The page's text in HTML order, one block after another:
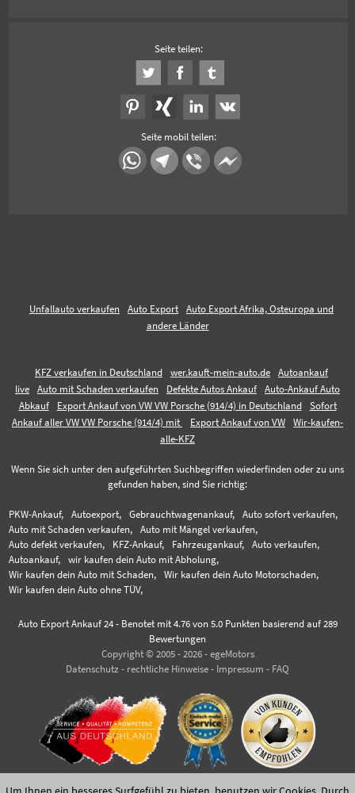
Seite teilen:
Seite mobil teilen:
Unfallauto verkaufen Auto Export
Auto Export Afrika, Osteuropa und
andere Länder
KFZ verkaufen in Deutschland wer.kauft-mein-auto.de
Autoankauf
live
Auto mit Schaden verkaufen Defekte Autos Ankauf
Auto-Ankauf Auto
Abkauf
Export Ankauf von VW VW Porsche (914/4) in Deutschland
Sofort
Ankauf aller VW VW Porsche (914/4) mit
Export Ankauf von VW
Wir-kaufen-
alle-KFZ
Wenn Sie sich unter den aufgeführten Suchbegriffen wiederfinden oder zu uns
gefunden haben, sind Sie richtig:
PKW-Ankauf, Autoexport, Gebrauchtwagenankauf,
Auto sofort verkaufen,
Auto mit Schaden verkaufen,
Auto mit Mängel verkaufen,
Auto defekt verkaufen,
KFZ-Ankauf, Fahrzeugankauf,
Auto verkaufen,
Autoankauf,
wir kaufen dein Auto mit Abholung,
Wir kaufen dein Auto mit Schaden,
Wir kaufen dein Auto Motorschaden,
Wir kaufen dein Auto ohne TÜV,
Auto Export Ankauf 24- Benotet mit 4.76von 5.0 Punkten basierend auf 289
Bewertungen
Copyright © 2005 - 2026 - egeMotors
Datenschutz - rechtliche Hinweise - Impressum - FAQ